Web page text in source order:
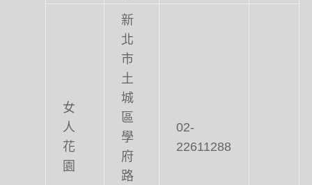
女
人
花
園
新
北
市
土
城
區
學
府
路
02-
22611288